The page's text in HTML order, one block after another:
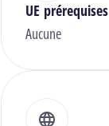
UE prérequises
Aucune